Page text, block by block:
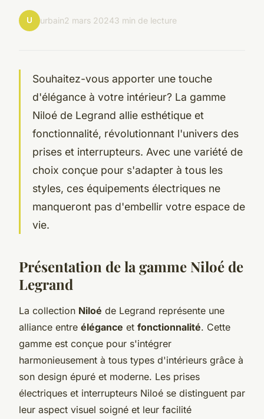
U urbain2 mars 20243 min de lecture
Souhaitez-vous apporter une touche
d'élégance à votre intérieur? La gamme
Niloé de Legrand allie esthétique et
fonctionnalité, révolutionnant l'univers des
prises et interrupteurs. Avec une variété de
choix conçue pour s'adapter à tous les
styles, ces équipements électriques ne
manqueront pas d'embellir votre espace de
vie.
Présentation de la gamme Niloé de
Legrand
La collection Niloé de Legrand représente une
alliance entre élégance et fonctionnalité. Cette
gamme est conçue pour s'intégrer
harmonieusement à tous types d'intérieurs grâce à
son design épuré et moderne. Les prises
électriques et interrupteurs Niloé se distinguent par
leur aspect visuel soigné et leur facilité